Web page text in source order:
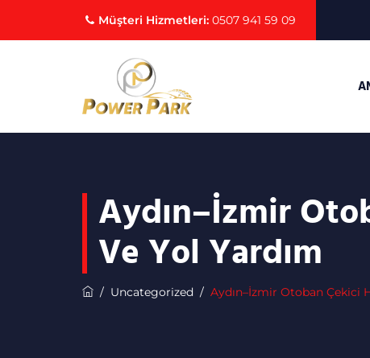
Müşteri Hizmetleri: 0507 941 59 09
Aydın–İzmir
Ve Yol Yardım
/ Uncategorized / Aydın–İzmir Otoban Çekici